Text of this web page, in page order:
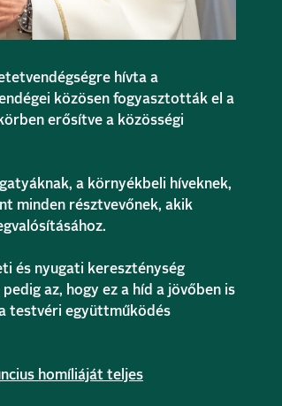
hívta a
közösen fogyasztották el a
erősítve a közösségi
a környékbeli híveknek,
minden résztvevőnek, akik
és nyugati kereszténység
az, hogy ez a híd a jövőben is
testvéri együttműködés
homíliáját teljes